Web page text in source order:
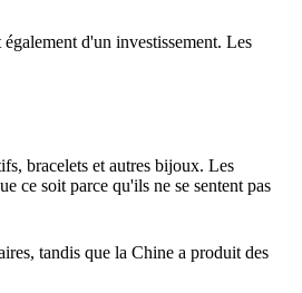
d'un investissement. Les
bracelets et autres bijoux. Les
ce soit parce qu'ils ne se sentent pas
tandis que la Chine a produit des